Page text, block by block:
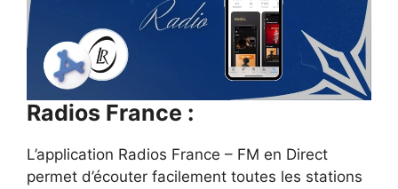
Radios France :
L’application Radios France – FM en Direct
permet d’écouter facilement toutes les stations